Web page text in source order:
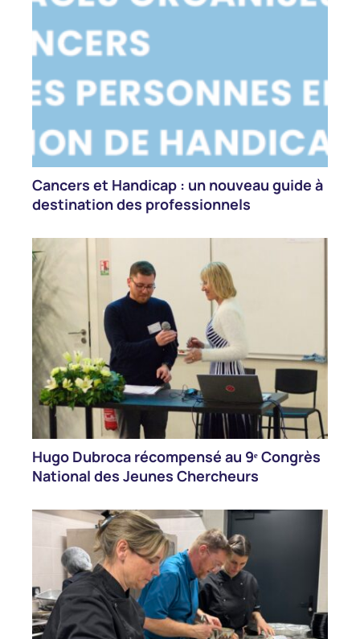
Cancers et Handicap : un nouveau guide à
destination des professionnels
Hugo Dubroca récompensé au 9ᵉ Congrès
National des Jeunes Chercheurs